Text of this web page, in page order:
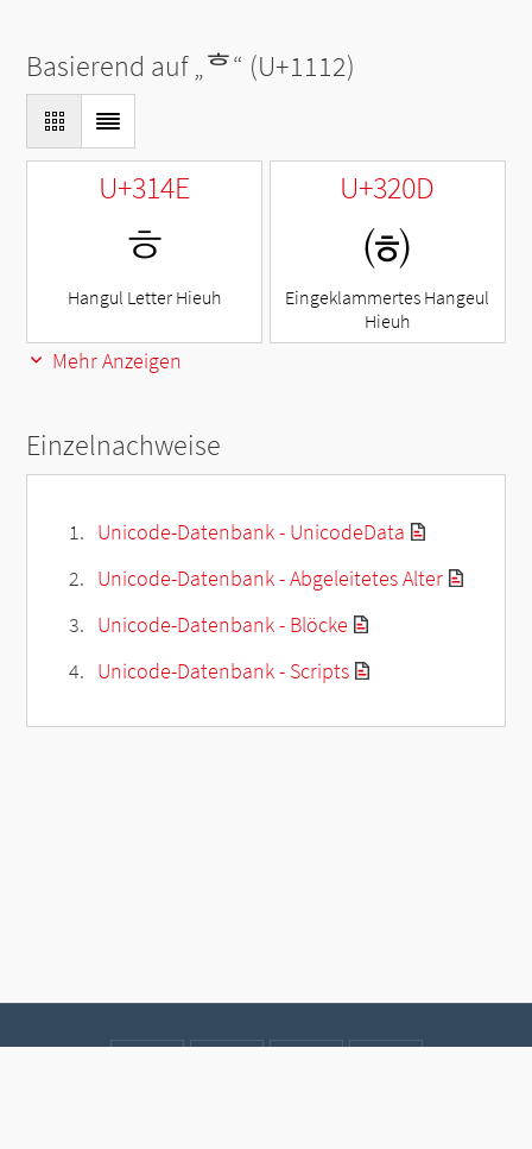
Basierend auf „ᄒ“ (U+1112)
U+314E
ㅎ
Hangul Letter Hieuh
U+320D
㈍
Eingeklammertes Hangeul
Hieuh
Mehr Anzeigen
Einzelnachweise
Unicode-Datenbank - UnicodeData
Unicode-Datenbank - Abgeleitetes Alter
Unicode-Datenbank - Blöcke
Unicode-Datenbank - Scripts